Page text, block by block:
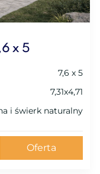
x 5
7,6 x 5
7,31x4,71
i świerk naturalny
Oferta